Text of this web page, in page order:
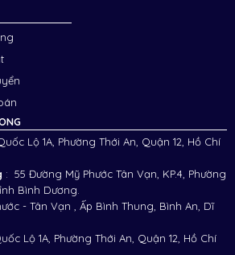
Lộ 1A, Phường Thới An, Quận 12, Hồ Chí
: 55 Đường Mỹ Phước Tân Vạn, KP.4, Phường
Bình Dương.
- Tân Vạn , Ấp Bình Thung, Bình An, Dĩ
Lộ 1A, Phường Thới An, Quận 12, Hồ Chí